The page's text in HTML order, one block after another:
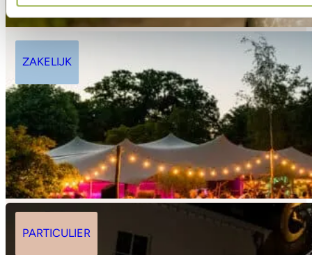
ZAKELIJK
PARTICULIER